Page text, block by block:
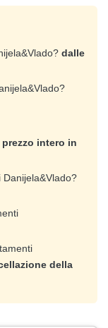
dalle
prezzo intero in
della